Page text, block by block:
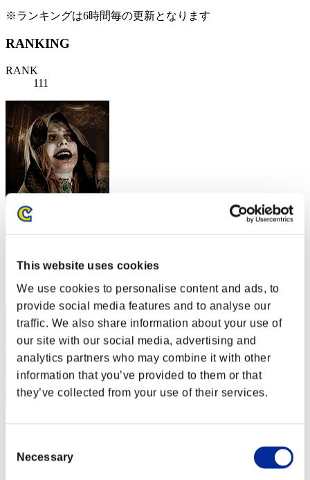
This website uses cookies
We use cookies to personalise content and ads, to
provide social media features and to analyse our
traffic. We also share information about your use of
our site with our social media, advertising and
analytics partners who may combine it with other
information that you’ve provided to them or that
they’ve collected from your use of their services.
Selection
Necessary
※ランキングは6時間毎の更新となります
RANKING
RANK
111
AgenteCNI
RANK
112
Raiden_Gekkou
スコア:Lv:39/04'13"76